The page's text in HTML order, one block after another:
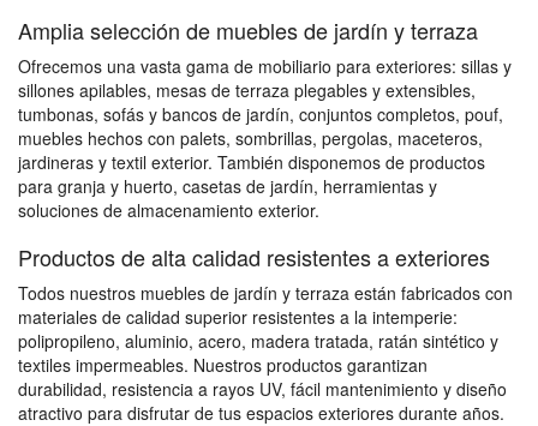
Amplia selección de muebles de jardín y terraza
Ofrecemos una vasta gama de mobiliario para exteriores: sillas y
sillones apilables, mesas de terraza plegables y extensibles,
tumbonas, sofás y bancos de jardín, conjuntos completos, pouf,
muebles hechos con palets, sombrillas, pergolas, maceteros,
jardineras y textil exterior. También disponemos de productos
para granja y huerto, casetas de jardín, herramientas y
soluciones de almacenamiento exterior.
Productos de alta calidad resistentes a exteriores
Todos nuestros muebles de jardín y terraza están fabricados con
materiales de calidad superior resistentes a la intemperie:
polipropileno, aluminio, acero, madera tratada, ratán sintético y
textiles impermeables. Nuestros productos garantizan
durabilidad, resistencia a rayos UV, fácil mantenimiento y diseño
atractivo para disfrutar de tus espacios exteriores durante años.